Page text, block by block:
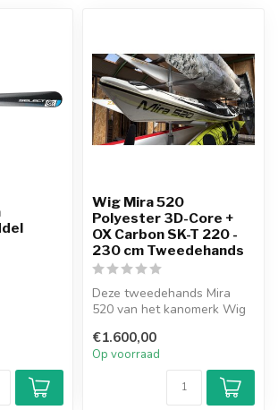
Wig Mira 520
Polyester 3D-Core +
OX Carbon SK-T 220 -
230 cm Tweedehands
Deze tweedehands Mira
520 van het kanomerk Wig
middelgrote roe...
€1.600,00
Op voorraad